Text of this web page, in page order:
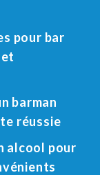
pour bar
barman
réussie
alcool pour